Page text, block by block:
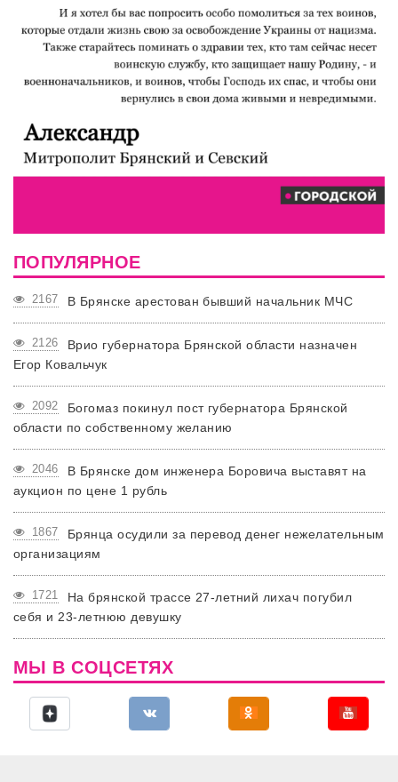
ПОПУЛЯРНОЕ
2167 В Брянске арестован бывший начальник МЧС
2126
Врио губернатора Брянской области назначен
Егор Ковальчук
2092
Богомаз покинул пост губернатора Брянской
области по собственному желанию
2046
В Брянске дом инженера Боровича выставят на
аукцион по цене 1 рубль
1867
Брянца осудили за перевод денег нежелательным
организациям
1721
На брянской трассе 27-летний лихач погубил
себя и 23-летнюю девушку
МЫ В СОЦСЕТЯХ